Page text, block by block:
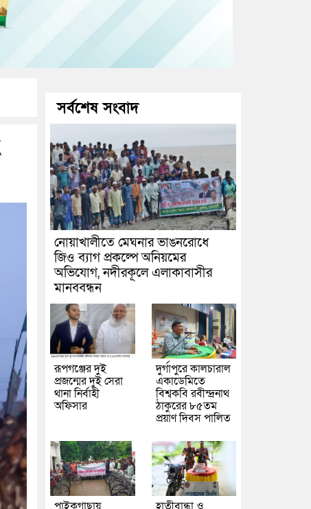
সর্বশেষ সংবাদ
নোয়াখালীতে মেঘনার ভাঙনরোধে
জিও ব্যাগ প্রকল্পে অনিয়মের
অভিযোগ, নদীরকূলে এলাকাবাসীর
মানববন্ধন
রূপগঞ্জের দুই
প্রজন্মের দুই সেরা
থানা নির্বাহী
অফিসার
দুর্গাপুরে কালচারাল
একাডেমিতে
বিশ্বকবি রবীন্দ্রনাথ
ঠাকুরের ৮৫তম
প্রয়াণ দিবস পালিত